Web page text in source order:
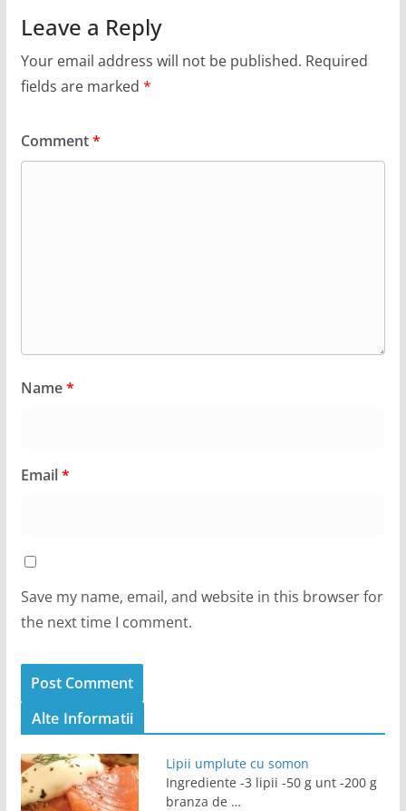
Leave a Reply
Your email address will not be published. Required
fields are marked *
Comment*
Name*
Email*
Save my name, email, and website in this browser for
the next time I comment.
Alte Informatii
Lipii umplute cu somon
Ingrediente -3 lipii -50 g unt -200 g
branza de …